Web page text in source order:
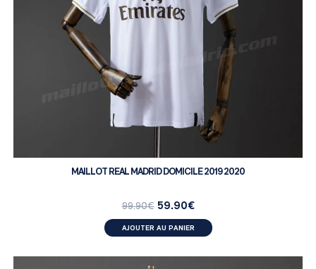
MAILLOT REAL MADRID DOMICILE 2019 2020
99.90€ 59.90€
AJOUTER AU PANIER